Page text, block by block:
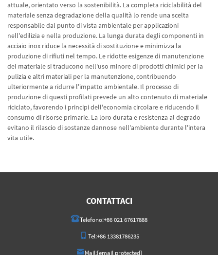
attuale, orientato verso la sostenibilità. La completa riciclabilità del
materiale senza degradazione della qualità lo rende una scelta
responsabile dal punto di vista ambientale per applicazioni
nell'edilizia e nella produzione. La lunga durata degli componenti in
acciaio inox riduce la necessità di sostituzione e minimizza la
produzione di rifiuti nel tempo. Le ridotte esigenze di manutenzione
del materiale si traducono nell'uso minore di prodotti chimici per la
pulizia e altri materiali per la manutenzione, contribuendo
ulteriormente a ridurre l'impatto ambientale. Il processo di
produzione di questi profilati prevede un alto contenuto di materiale
riciclato, favorendo i principi dell'economia circolare e riducendo il
consumo di risorse primarie. La loro durata e resistenza al degrado
evitano il rilascio di sostanze dannose nell'ambiente durante l'intera
vita utile.
CONTATTACI
Telefono:+86 021 67617888
Tel:+86 13381786235
Mail:[email protected]